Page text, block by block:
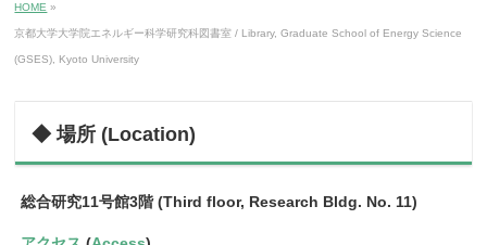
HOME »
京都大学大学院エネルギー科学研究科図書室 / Library, Graduate School of Energy Science
(GSES), Kyoto University
◆ 場所 (Location)
総合研究11号館3階 (Third floor, Research Bldg. No. 11)